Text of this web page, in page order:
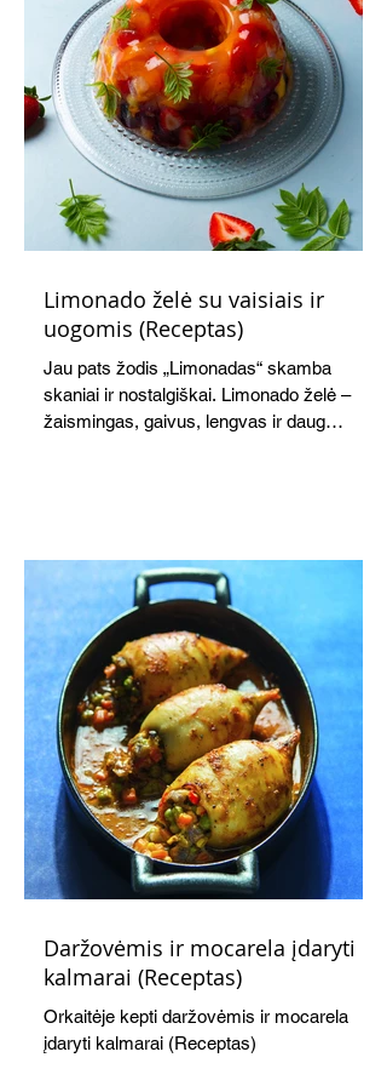
Limonado želė su vaisiais ir
uogomis (Receptas)
Jau pats žodis „Limonadas“ skamba
skaniai ir nostalgiškai. Limonado želė –
žaismingas, gaivus, lengvas ir daug
Daržovėmis ir mocarela įdaryti
kalmarai (Receptas)
Orkaitėje kepti daržovėmis ir mocarela
įdaryti kalmarai (Receptas)